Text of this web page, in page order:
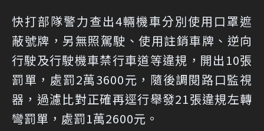
快打部隊警力查出4輛機車分別使用口罩遮
蔽號牌，另無照駕駛、使用註銷車牌、逆向
行駛及行駛機車禁行車道等違規，開出10張
罰單，處罰2萬3600元，隨後調閱路口監視
器，過濾比對正確再逕行舉發21張違規左轉
彎罰單，處罰1萬2600元。